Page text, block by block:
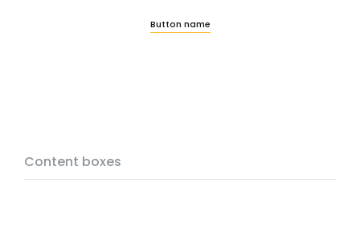
Button name
Content boxes